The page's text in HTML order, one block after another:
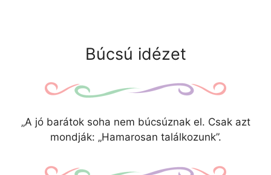
Búcsú idézet
„A jó barátok soha nem búcsúznak el. Csak azt
mondják: „Hamarosan találkozunk”.